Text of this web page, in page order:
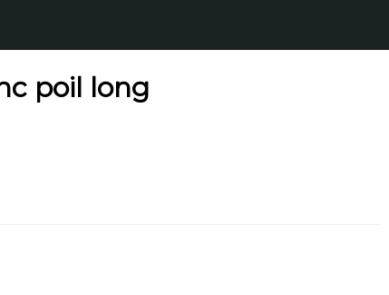
poil long